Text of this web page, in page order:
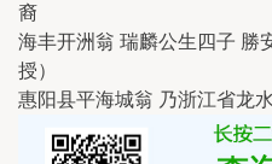
裔
海丰开洲翁 瑞麟公生四子 勝
授）
惠阳县平海城翁 乃浙江省龙